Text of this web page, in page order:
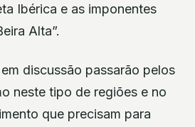
Ibérica e as imponentes
Alta”.
discussão passarão pelos
neste tipo de regiões e no
que precisam para